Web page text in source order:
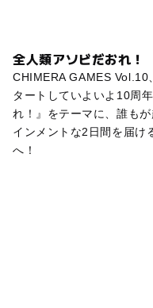
全人類アソビだおれ！
CHIMERA GAMES Vol.10
タートしていよいよ10周
れ！』をテーマに、誰も
インメントな2日間を届け
へ！